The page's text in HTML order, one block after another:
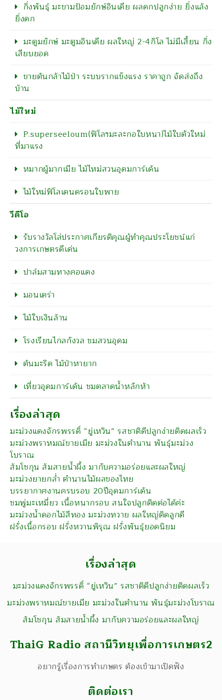
กิ่งพันธุ์ มะขามป้อมยักษ์อินเดีย ผลดกปลูกง่าย ยิ่งแล้ง
ยิ่งดก
มะตูมยักษ์ มะตูมอินเดีย ผลใหญ่ 2-4กิโล ไม่มีเสี้ยน กิ่ง
เสียบยอด
ขายต้นกล้าไม้ป่า ระบบรากแข็งแรง ราคาถูก จัดส่งถึง
บ้าน
ไม้ใหม่
P.superseeloum(ฟิโลฯมะละกอใบหนา)ไม้ใบตัวใหม่
ที่มาแรง
หมากผู้มากเมีย ไม้ไหม่สวนอุดมการ์เด้น
ไม้ใหม่ฟิโลเดนดรอนใบพาย
วีดีโอ
รับรางวัลโล่ประกาศเกียรติคุณผู้ทำคุณประโยชน์แก่
วงการเกษตรดีเด่น
ปาล์มสามทางคอแดง
มอนเตร่า
ไม้ใบเงินล้าน
โรงเรียนไกลกังวล ชมสวนอุดม
ต้นมะริด ไม้ป่าหายาก
เที่ยวอุดมการ์เด้น ชมตลาดน้ำหลักห้า
เรื่องล่าสุด
มะม่วงแดงจักรพรรดิ์ “ยู่เหวิน” รสชาติดีปลูกง่ายติดผลเร็ว
มะม่วงพราหมณ์ขายเมีย มะม่วงในตำนาน พันธุ์มะม่วง
โบราณ
ส้มโชกุน ส้มสายน้ำผึ้ง มากับความอร่อยและผลใหญ่
มะม่วงยายกล่ำ ตำนานไม้ผลของไทย
บรรยากาศงานครบรอบ 20ปีอุดมการ์เด้น
ชมพู่มะเหมี่ยว เนื้อหนากรอบ สนใจปลูกติดต่อได้ค่ะ
มะม่วงน้ำดอกไม้สีทอง มะม่วงทวาย ผลใหญ่ติดลูกดี
ฝรั่งเนื้อกรอบ ฝรั่งหวานพิรุณ ฝรั่งพันธุ์ยอดนิยม
เรื่องล่าสุด
มะม่วงแดงจักรพรรดิ์ “ยู่เหวิน” รสชาติดีปลูกง่ายติดผลเร็ว
มะม่วงพราหมณ์ขายเมีย มะม่วงในตำนาน พันธุ์มะม่วงโบราณ
ส้มโชกุน ส้มสายน้ำผึ้ง มากับความอร่อยและผลใหญ่
ThaiG Radio สถานีวิทยุเพื่อการเกษตร2
อยากรู้เรื่องการทำเกษตร ต้องเข้ามาเปิดฟัง
ติดต่อเรา